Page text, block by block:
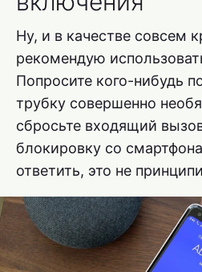
Ну, и в качестве совсем
рекомендую
Попросите кого-нибудь
трубку совершенно
сбросьте входящий
блокировку со
ответить, это не